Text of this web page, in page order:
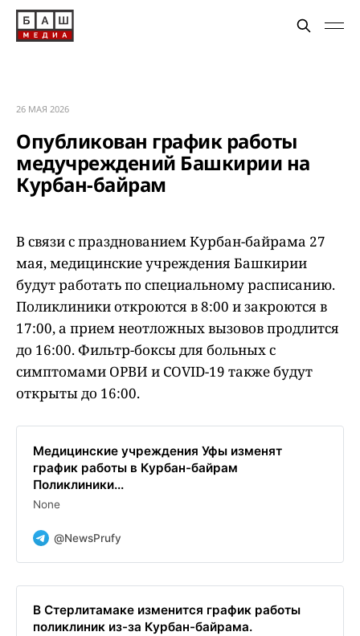
26 МАЯ 2026
Опубликован график работы
медучреждений Башкирии на
Курбан-байрам
В связи с празднованием Курбан-байрама 27
мая, медицинские учреждения Башкирии
будут работать по специальному расписанию.
Поликлиники откроются в 8:00 и закроются в
17:00, а прием неотложных вызовов продлится
до 16:00. Фильтр-боксы для больных с
симптомами ОРВИ и COVID-19 также будут
открыты до 16:00.
Медицинские учреждения Уфы изменят
график работы в Курбан-байрам
Поликлиники...
None
@NewsPrufy
В Стерлитамаке изменится график работы
поликлиник из-за Курбан-байрама.